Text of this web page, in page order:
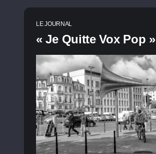
LE JOURNAL
« Je Quitte Vox Pop »